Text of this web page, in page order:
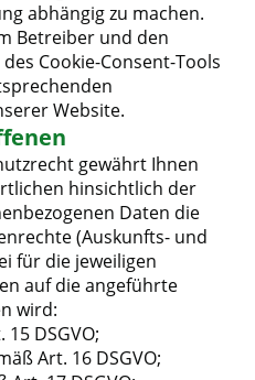
abhängig zu machen.
Betreiber und den
Cookie-Consent-Tools
Website.
gewährt Ihnen
hinsichtlich der
Daten die
(Auskunfts- und
für die jeweiligen
auf die angeführte
wird:
DSGVO;
Art. 16 DSGVO;